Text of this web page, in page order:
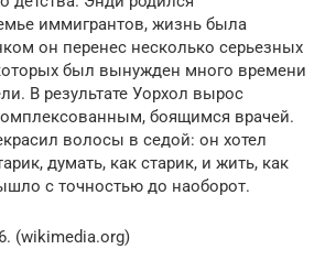
иммигрантов, жизнь была
он перенес несколько серьезных
был вынужден много времени
В результате Уорхол вырос
боящимся врачей.
волосы в седой: он хотел
думать, как старик, и жить, как
с точностью до наоборот.
(wikimedia.org)